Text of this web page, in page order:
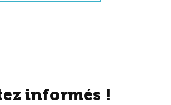
informés !